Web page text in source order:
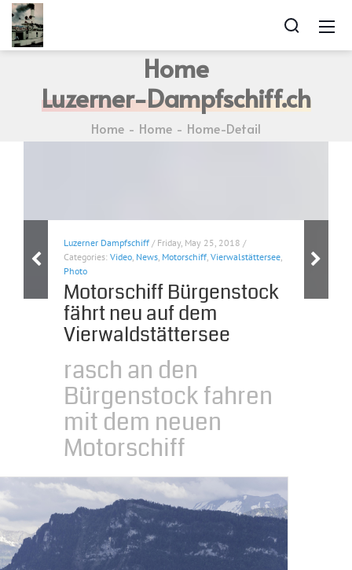
Home
Luzerner-Dampfschiff.ch
Home Home Home-Detail
Luzerner Dampfschiff / Friday, May 25, 2018 /
Categories:Video, News, Motorschiff,Vierwalstättersee,
Photo
Motorschiff Bürgenstock
fährt neu auf dem
Vierwaldstättersee
rasch an den
Bürgenstock fahren
mit dem neuen
Motorschiff